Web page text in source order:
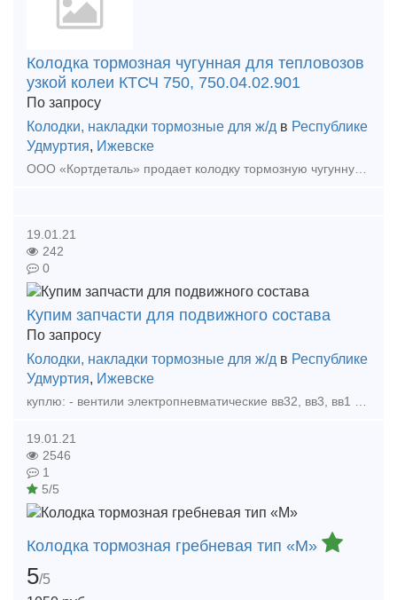
Колодка тормозная чугунная для тепловозов
узкой колеи КТСЧ 750, 750.04.02.901
По запросу
Колодки, накладки тормозные для ж/д в Республике
Удмуртия, Ижевске
ООО «Кортдеталь» продает колодку тормозную чугунную для тепловозов узкой колеи КТСЧ 750, 750.04.02.901. Цена с НДС. Организуем доставку из Ижевска. ООО «Кортдеталь» занимается поставками за
19.01.21
242
0
Купим запчасти для подвижного состава
По запросу
Колодки, накладки тормозные для ж/д в Республике
Удмуртия, Ижевске
19.01.21
2546
1
5/5
Колодка тормозная гребневая тип «М»
5/5